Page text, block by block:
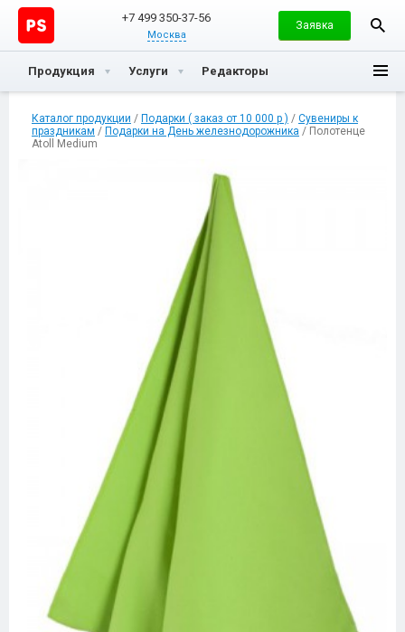
+7 499 350-37-56
Москва
Заявка
Продукция Услуги Редакторы
Каталог продукции / Подарки ( заказ от 10 000 р ) / Сувениры к
праздникам / Подарки на День железнодорожника / Полотенце
Atoll Medium